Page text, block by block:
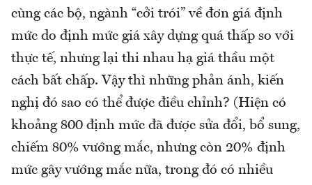
cùng các bộ, ngành “cởi trói” về đơn giá định
mức do định mức giá xây dựng quá thấp so với
thực tế, nhưng lại thi nhau hạ giá thầu một
cách bất chấp. Vậy thì những phản ánh, kiến
nghị đó sao có thể được điều chỉnh? (Hiện có
khoảng 800 định mức đã được sửa đổi, bổ sung,
chiếm 80% vướng mắc, nhưng còn 20% định
mức gây vướng mắc nữa, trong đó có nhiều